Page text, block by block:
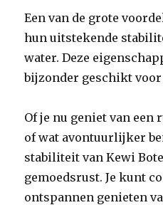
Een van de grote
hun uitstekende
water. Deze
bijzonder geschikt
Of je nu geniet van een
of wat avontuurlijker
stabiliteit van Kewi
gemoedsrust. Je kunt
ontspannen genieten